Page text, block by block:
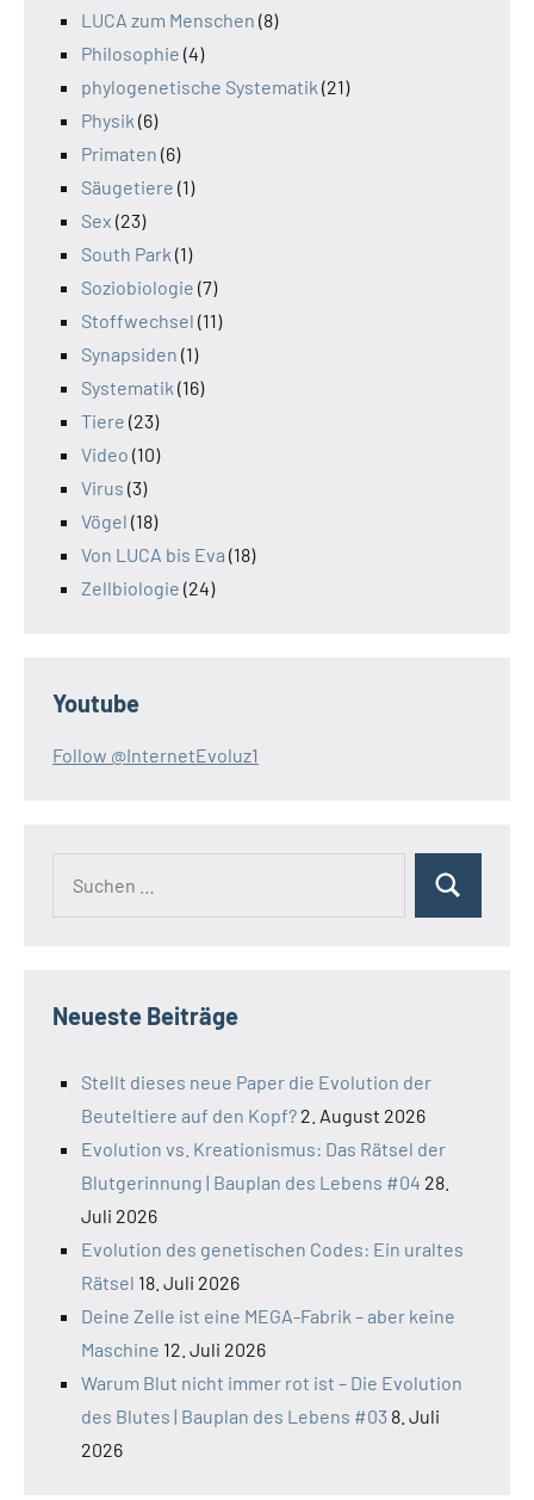
LUCA zum Menschen (8)
Philosophie (4)
phylogenetische Systematik (21)
Physik (6)
Primaten (6)
Säugetiere (1)
Sex (23)
South Park (1)
Soziobiologie (7)
Stoffwechsel (11)
Synapsiden (1)
Systematik (16)
Tiere (23)
Video (10)
Virus (3)
Vögel (18)
Von LUCA bis Eva (18)
Zellbiologie (24)
Youtube
Follow @InternetEvoluz1
Suchen
Neueste Beiträge
Stellt dieses neue Paper die Evolution der
Beuteltiere auf den Kopf? 2. August 2026
Evolution vs. Kreationismus: Das Rätsel der
Blutgerinnung | Bauplan des Lebens #04 28.
Juli 2026
Evolution des genetischen Codes: Ein uraltes
Rätsel 18. Juli 2026
Deine Zelle ist eine MEGA-Fabrik – aber keine
Maschine 12. Juli 2026
Warum Blut nicht immer rot ist – Die Evolution
des Blutes | Bauplan des Lebens #03 8. Juli
2026